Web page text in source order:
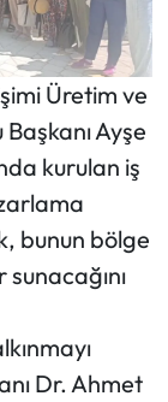
Üretim ve
Ayşe
kurulan iş
bunun bölge
Dr. Ahmet